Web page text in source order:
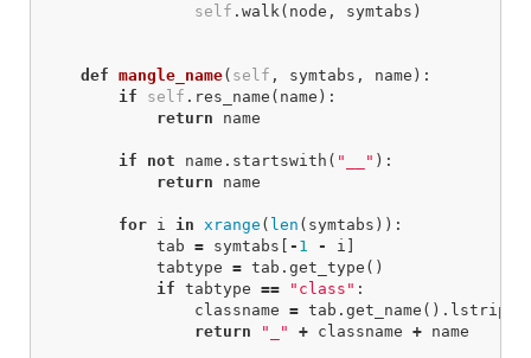
self . walk( node , symtabs )
def mangle_name( self , symtabs , name ):
if
self . res_name ( name ):
return
name
if not name . startswith ( "__" ):
return
name
for i in xrange ( len ( symtabs )):
tab = symtabs - 1 - i
tabtype = tab . get_type ()
if tabtype == "class" :
classname = tab . get_name (). lstrip
return
"_" + classname + name